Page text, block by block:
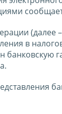
(далее
в